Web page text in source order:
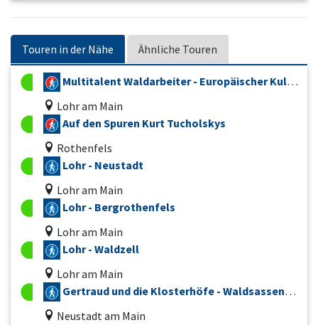
Touren in der Nähe Ähnliche Touren
Multitalent Waldarbeiter - Europäischer Kulturweg
Lohr am Main
Auf den Spuren Kurt Tucholskys
Rothenfels
Lohr - Neustadt
Lohr am Main
Lohr - Bergrothenfels
Lohr am Main
Lohr - Waldzell
Lohr am Main
Gertraud und die Klosterhöfe - Waldsassengau 2 - Europäischer Kulturweg
Neustadt am Main